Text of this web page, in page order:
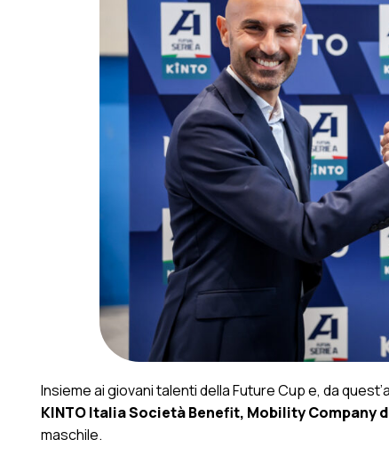
Insieme ai giovani talenti della Future Cup e, da
KINTO Italia Società Benefit, Mobility Company
maschile.